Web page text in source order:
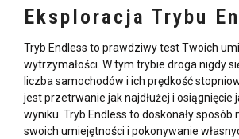
Eksploracja Trybu
Tryb Endless to prawdziwy test Twoich
wytrzymałości. W tym trybie droga nigdy
liczba samochodów i ich prędkość
jest przetrwanie jak najdłużej i osiągnięcie
wyniku. Tryb Endless to doskonały sposób
swoich umiejętności i pokonywanie